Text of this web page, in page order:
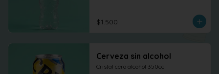
$1.500
Cerveza sin alcohol
Cristal cero alcohol 350cc